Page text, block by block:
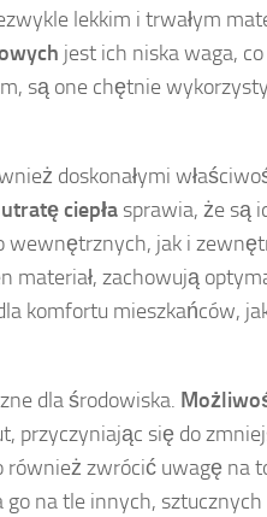
lekkim i trwałym
jest ich niska waga,
są one chętnie
doskonałymi
ciepła sprawia, że są
wewnętrznych, jak i
materiał, zachowują
komfortu mieszkańców,
dla środowiska.
przyczyniając się do
zwrócić uwagę na
na tle innych,